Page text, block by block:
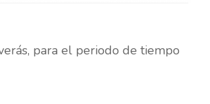
para el periodo de tiempo